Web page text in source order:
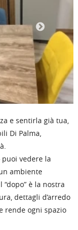
e sentirla già tua,
Di Palma,
vedere la
ambiente
è la nostra
dettagli d’arredo
rende ogni spazio